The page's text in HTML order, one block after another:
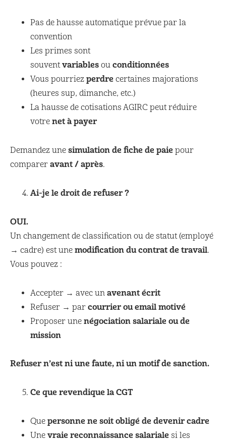
Pas de hausse automatique prévue par la
convention
Les primes sont
souventvariables ou conditionnées
Vous pourriez perdre certaines majorations
(heures sup, dimanche, etc.)
La hausse de cotisations AGIRC peut réduire
votre net à payer
Demandez une simulation de fiche de paie pour
comparer avant / après.
Ai-je le droit de refuser ?
OUI.
Un changement de classification ou de statut (employé
→ cadre) est une modification du contrat de travail.
Vous pouvez :
Accepter → avec un avenant écrit
Refuser → par courrier ou email motivé
Proposer une négociation salariale ou de
mission
Refuser n’est ni une faute, ni un motif de sanction.
Ce que revendique la CGT
Que personne ne soit obligé de devenir cadre
Une vraie reconnaissance salariale si les